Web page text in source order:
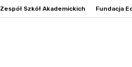
Zespół Szkół Akademickich Fundacja